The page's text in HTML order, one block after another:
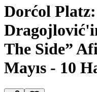
Dorćol
The Side”
Mayıs - 10